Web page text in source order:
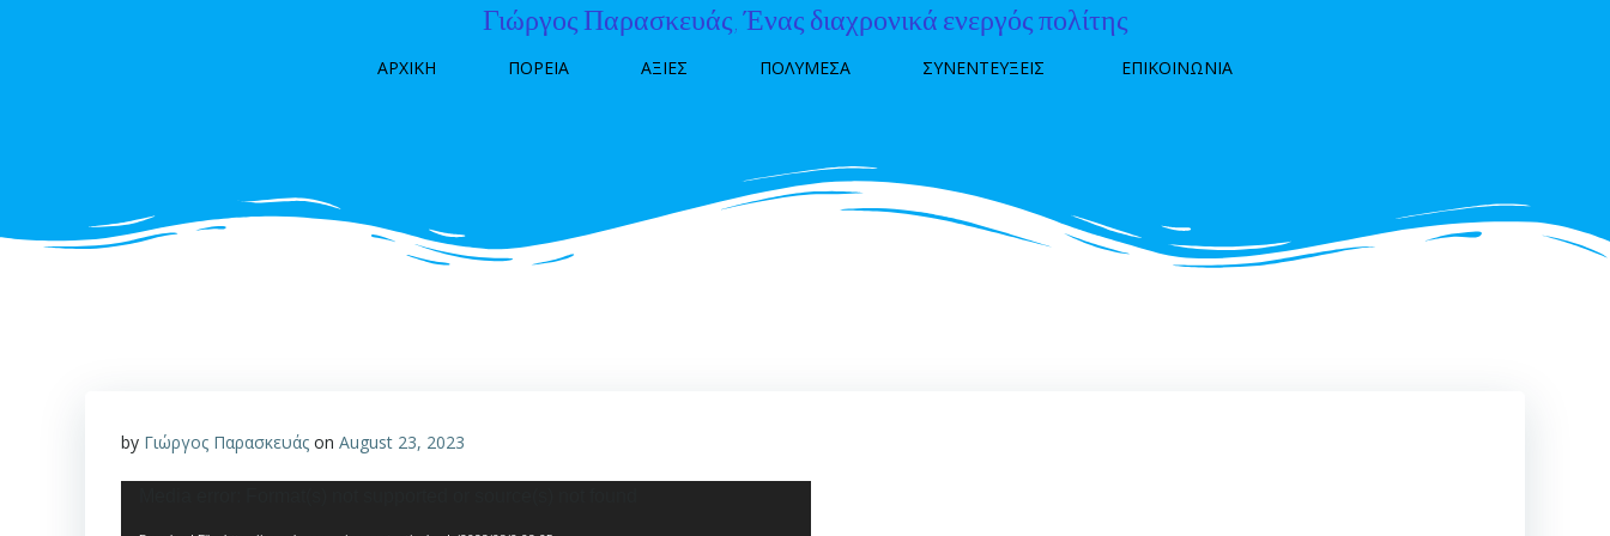
Γιώργος Παρασκευάς, Ένας διαχρονικά ενεργός πολίτης
ΑΡΧΙΚΗ ΠΟΡΕΙΑ ΑΞΙΕΣ ΠΟΛΥΜΕΣΑ ΣΥΝΕΝΤΕΥΞΕΙΣ ΕΠΙΚΟΙΝΩΝΙΑ
by Γιώργος Παρασκευάς on August 23, 2023